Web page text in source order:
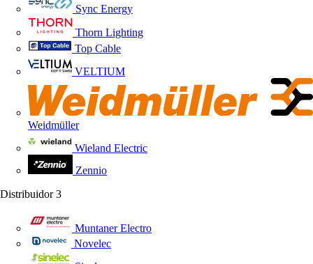
Sync Energy
Thorn Lighting
Top Cable
VELTIUM
Weidmüller
Wieland Electric
Zennio
Distribuidor 3
Muntaner Electro
Novelec